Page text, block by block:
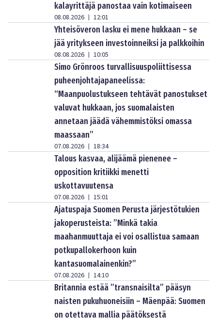
kalayrittäjä panostaa vain kotimaiseen
08.08.2026 | 12:01
Yhteisöveron lasku ei mene hukkaan – se
jää yritykseen investoinneiksi ja palkkoihin
08.08.2026 | 10:05
Simo Grönroos turvallisuuspoliittisessa
puheenjohtajapaneelissa:
“Maanpuolustukseen tehtävät panostukset
valuvat hukkaan, jos suomalaisten
annetaan jäädä vähemmistöksi omassa
maassaan”
07.08.2026 | 18:34
Talous kasvaa, alijäämä pienenee –
opposition kritiikki menetti
uskottavuutensa
07.08.2026 | 15:01
Ajatuspaja Suomen Perusta järjestötukien
jakoperusteista: ”Minkä takia
maahanmuuttaja ei voi osallistua samaan
potkupallokerhoon kuin
kantasuomalainenkin?”
07.08.2026 | 14:10
Britannia estää ”transnaisilta” pääsyn
naisten pukuhuoneisiin – Mäenpää: Suomen
on otettava mallia päätöksestä